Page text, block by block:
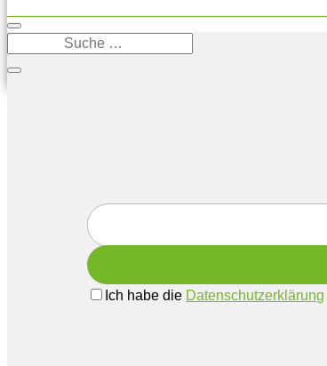
Ich habe die Datenschutzerklärung